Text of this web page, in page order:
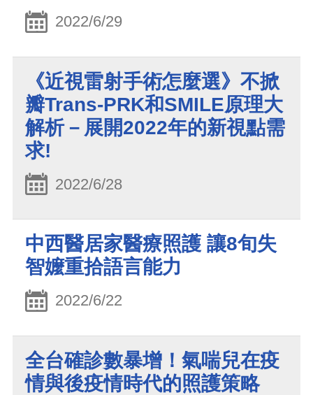
2022/6/29
《近視雷射手術怎麼選》不掀
瓣Trans-PRK和SMILE原理大
解析－展開2022年的新視點需
求!
2022/6/28
中西醫居家醫療照護 讓8旬失
智嬤重拾語言能力
2022/6/22
全台確診數暴增！氣喘兒在疫
情與後疫情時代的照護策略